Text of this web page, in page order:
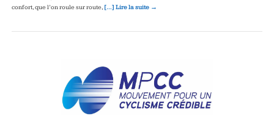
confort, que l’on roule sur route, […] Lire la suite →